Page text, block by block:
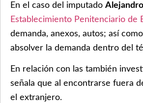
En el caso del imputado
Establecimiento Penitenciario de
demanda, anexos, autos; así
absolver la demanda dentro del
En relación con las también
señala que al encontrarse fuera
el extranjero.